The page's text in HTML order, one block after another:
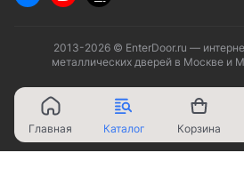
2013-2026 © EnterDoor.ru —
металлических дверей в Москве и
Главная Каталог Корзина